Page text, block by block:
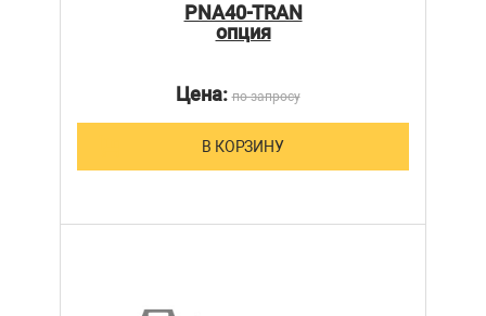
PNA40-TRAN
опция
Цена:по запросу
В КОРЗИНУ